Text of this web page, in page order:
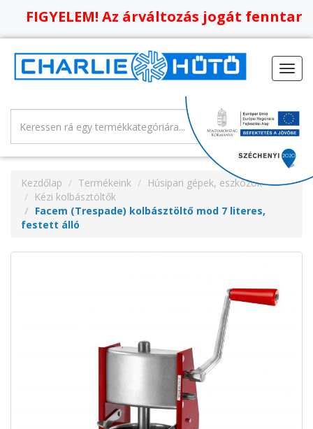
Az árváltozás jogát
Kezdőlap Termékeink
Húsipari gépek, eszközök
Kézi kolbásztöltők
Facem (Trespade) kolbásztöltő mod 7 literes,
festett álló